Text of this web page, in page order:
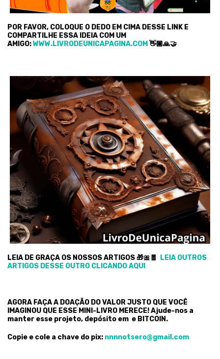
POR FAVOR, COLOQUE O DEDO EM CIMA DESSE LINK E
COMPARTILHE ESSA IDEIA COM UM
AMIGO:WWW.LIVRODEUNICAPAGINA.COM 👋🏿🙏🤝
LEIA DE GRAÇA OS NOSSOS ARTIGOS 🎁🎀🧧 LEIA OUTROS
ARTIGOS DESSE OUTRO CLICANDO AQUI
AGORA FAÇA A DOAÇÃO DO VALOR JUSTO QUE VOCÊ
IMAGINOU QUE ESSE MINI-LIVRO MERECE! Ajude-nos a
manter esse projeto, depósito em e BITCOIN.
Copie e cole a chave do pix: nnnnotsero@gmail.com